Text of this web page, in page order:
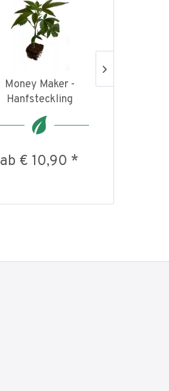
Money Maker -
Hanfsteckling
ab € 10,90 *